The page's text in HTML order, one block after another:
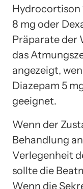
Hydrocortison
8 mg oder
Präparate der
das
angezeigt,
Diazepam 5
geeignet.
Wenn der
Behandlung
Verlegenheit
sollte die
Wenn die